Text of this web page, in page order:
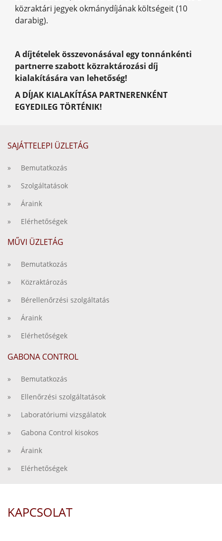
közraktári jegyek okmánydíjának költségeit (10
darabig).
A díjtételek összevonásával egy tonnánkénti
partnerre szabott közraktározási díj
kialakítására van lehetőség!
A DÍJAK KIALAKÍTÁSA PARTNERENKÉNT
EGYEDILEG TÖRTÉNIK!
SAJÁTTELEPI ÜZLETÁG
» Bemutatkozás
» Szolgáltatások
» Áraink
» Elérhetőségek
MŰVI ÜZLETÁG
» Bemutatkozás
» Közraktározás
» Bérellenőrzési szolgáltatás
» Áraink
» Elérhetőségek
GABONA CONTROL
» Bemutatkozás
» Ellenőrzési szolgáltatások
» Laboratóriumi vizsgálatok
» Gabona Control kisokos
» Áraink
» Elérhetőségek
KAPCSOLAT